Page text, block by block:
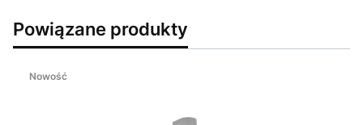
Powiązane produkty
Nowość